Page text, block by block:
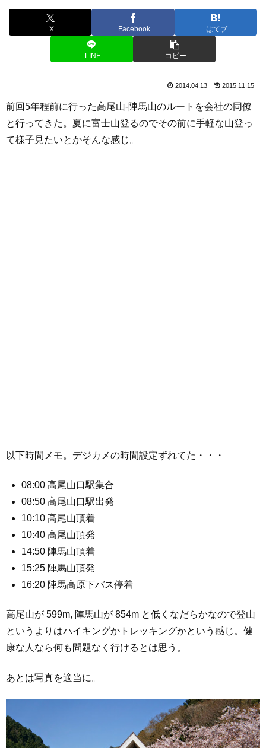
X Facebook はてブ
LINE コピー
2014.04.13 2015.11.15
前回5年程前に行った高尾山-陣馬山のルートを会社の同僚
と行ってきた。夏に富士山登るのでその前に手軽な山登っ
て様子見たいとかそんな感じ。
以下時間メモ。デジカメの時間設定ずれてた・・・
08:00 高尾山口駅集合
08:50 高尾山口駅出発
10:10 高尾山頂着
10:40 高尾山頂発
14:50 陣馬山頂着
15:25 陣馬山頂発
16:20 陣馬高原下バス停着
高尾山が 599m, 陣馬山が 854m と低くなだらかなので登山
というよりはハイキングかトレッキングかという感じ。健
康な人なら何も問題なく行けるとは思う。
あとは写真を適当に。